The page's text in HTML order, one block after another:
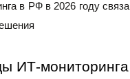
в РФ в 2026 году
ИТ-мониторинга